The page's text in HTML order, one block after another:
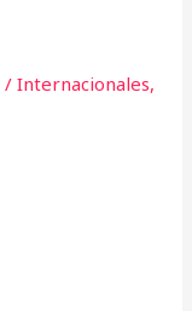
/Internacionales,